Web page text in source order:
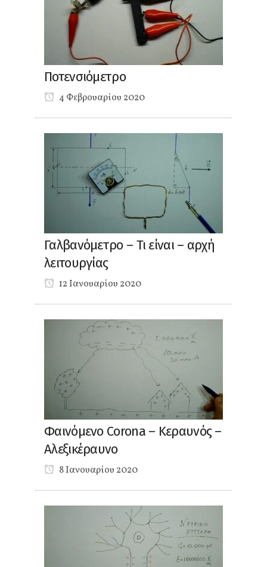
Ποτενσιόμετρο
4 Φεβρουαρίου 2020
Γαλβανόμετρο – Τι είναι – αρχή
λειτουργίας
12 Ιανουαρίου 2020
Φαινόμενο Corona – Κεραυνός –
Αλεξικέραυνο
8 Ιανουαρίου 2020